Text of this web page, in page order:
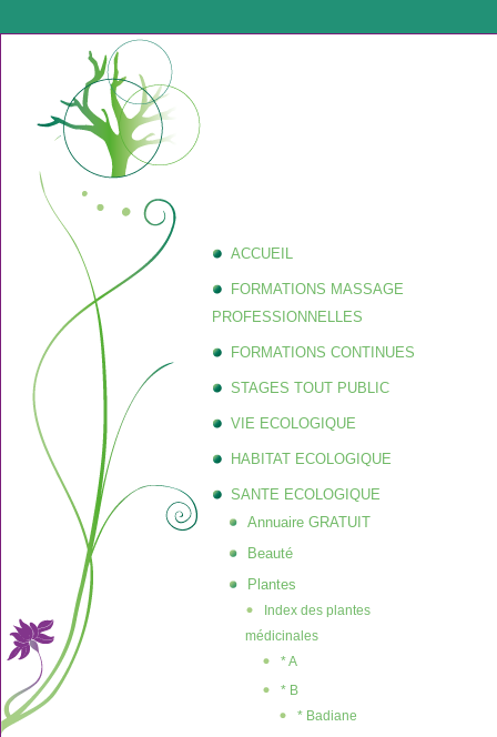
ACCUEIL
FORMATIONS MASSAGE
PROFESSIONNELLES
FORMATIONS CONTINUES
STAGES TOUT PUBLIC
VIE ECOLOGIQUE
HABITAT ECOLOGIQUE
SANTE ECOLOGIQUE
Annuaire GRATUIT
Beauté
Plantes
Index des plantes
médicinales
* A
* B
* Badiane